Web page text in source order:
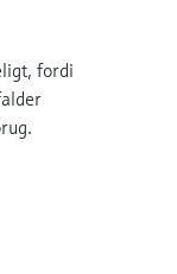
fordi